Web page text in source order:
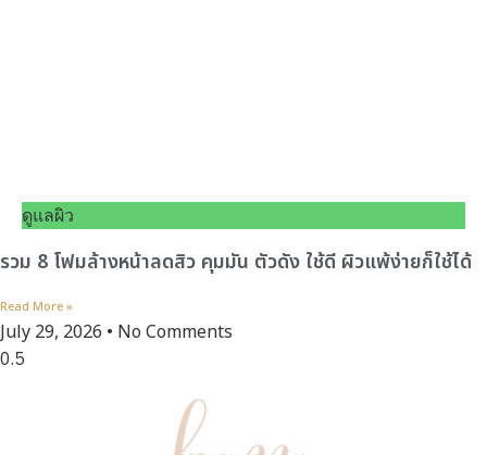
ดูแลผิว
รวม 8 โฟมล้างหน้าลดสิว คุมมัน ตัวดัง ใช้ดี ผิวแพ้ง่ายก็ใช้ได้
Read More »
July 29, 2026 No Comments